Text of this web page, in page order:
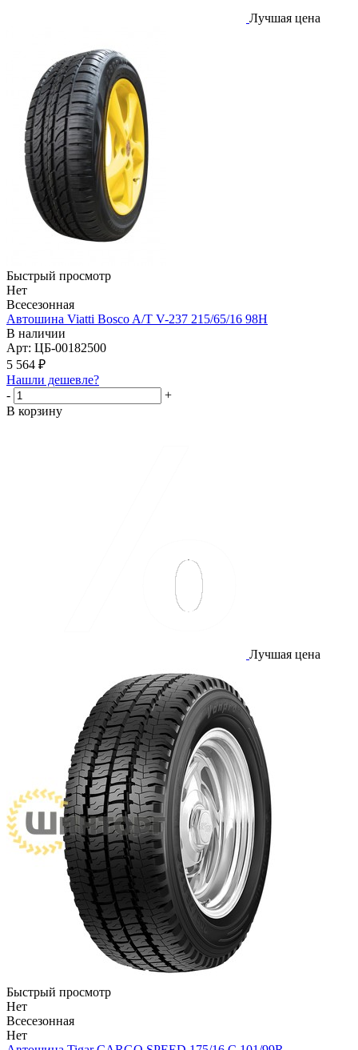
Лучшая цена
Быстрый просмотр
Нет
Всесезонная
Автошина Viatti Bosco A/T V-237 215/65/16 98Н
В наличии
Арт: ЦБ-00182500
5 564 ₽
Нашли дешевле?
-
+
В корзину
Лучшая цена
Быстрый просмотр
Нет
Всесезонная
Нет